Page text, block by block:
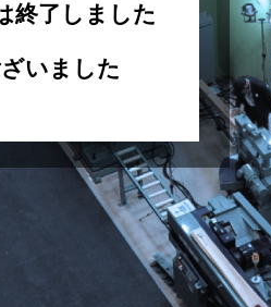
終了しました
いました